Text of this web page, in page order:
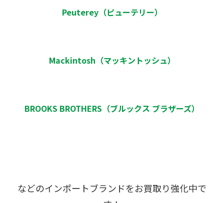
Peuterey（ピューテリー）
Mackintosh（マッキントッシュ）
BROOKS BROTHERS（ブルックス ブラザーズ）
などのインポートブランドをお買取り強化中で